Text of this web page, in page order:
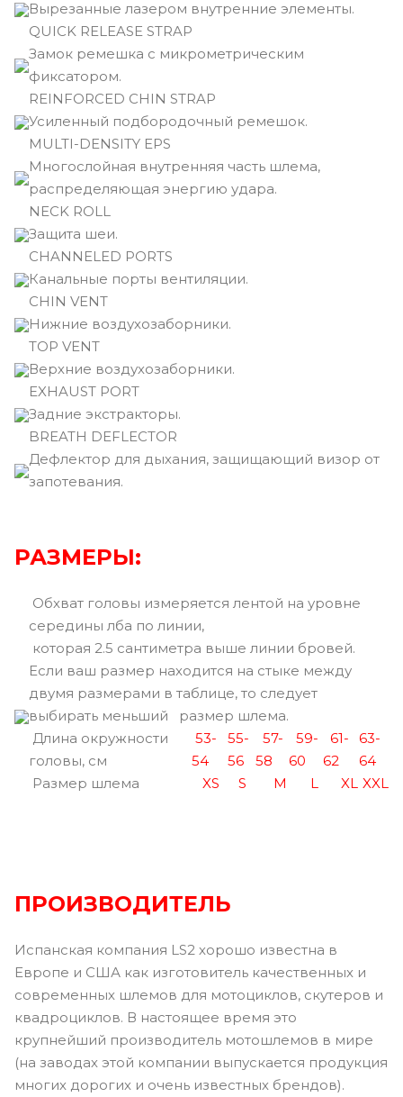
Вырезанные лазером внутренние элементы.
QUICK RELEASE STRAP
Замок ремешка с микрометрическим
фиксатором.
REINFORCED CHIN STRAP
Усиленный подбородочный ремешок.
MULTI-DENSITY EPS
Многослойная внутренняя часть шлема,
распределяющая энергию удара.
NECK ROLL
Защита шеи.
CHANNELED PORTS
Канальные порты вентиляции.
CHIN VENT
Нижние воздухозаборники.
TOP VENT
Верхние воздухозаборники.
EXHAUST PORT
Задние экстракторы.
BREATH DEFLECTOR
Дефлектор для дыхания, защищающий визор от
запотевания.
РАЗМЕРЫ:
Обхват головы измеряется лентой на уровне
середины лба по линии,
которая 2.5 сантиметра выше линии бровей.
Если ваш размер находится на стыке между
двумя размерами в таблице, то следует
выбирать меньший размер шлема.
Длина окружности
головы, см
53-
54
55-
56
57-
58
59-
60
61-
62
63-
64
Размер шлема
XS S M L XL XXL
ПРОИЗВОДИТЕЛЬ
Испанская компания LS2 хорошо известна в
Европе и США как изготовитель качественных и
современных шлемов для мотоциклов, скутеров и
квадроциклов. В настоящее время это
крупнейший производитель мотошлемов в мире
(на заводах этой компании выпускается продукция
многих дорогих и очень известных брендов).